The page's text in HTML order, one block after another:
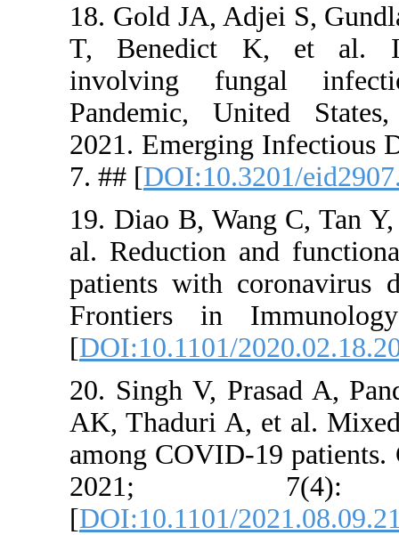
18. Gold
T,
involving
2021.
7. ## [
19. Diao
al.
patients
[
20. Singh
AK,
among
[